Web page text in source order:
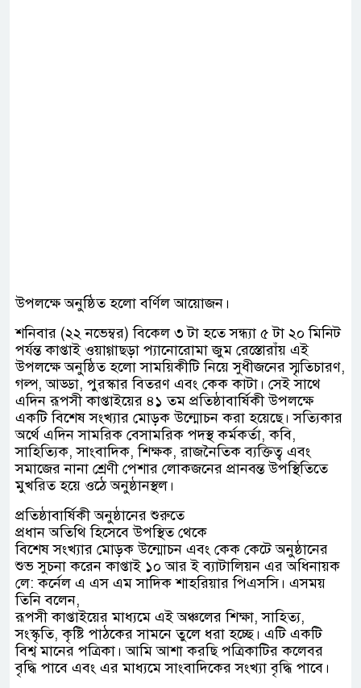
উপলক্ষে অনুষ্ঠিত হলো বর্ণিল আয়োজন।
শনিবার (২২ নভেম্বর) বিকেল ৩ টা হতে সন্ধ্যা ৫ টা ২০ মিনিট
পর্যন্ত কাপ্তাই ওয়াগ্গাছড়া প্যানোরোমা জুম রেস্তোরাঁয় এই
উপলক্ষে অনুষ্ঠিত হলো সাময়িকীটি নিয়ে সুধীজনের স্মৃতিচারণ,
গল্প, আড্ডা, পুরস্কার বিতরণ এবং কেক কাটা। সেই সাথে
এদিন রূপসী কাপ্তাইয়ের ৪১ তম প্রতিষ্ঠাবার্ষিকী উপলক্ষে
একটি বিশেষ সংখ্যার মোড়ক উন্মোচন করা হয়েছে। সত্যিকার
অর্থে এদিন সামরিক বেসামরিক পদস্থ কর্মকর্তা, কবি,
সাহিত্যিক, সাংবাদিক, শিক্ষক, রাজনৈতিক ব্যক্তিত্ব এবং
সমাজের নানা শ্রেণী পেশার লোকজনের প্রানবন্ত উপস্থিতিতে
মুখরিত হয়ে ওঠে অনুষ্ঠানস্থল।
প্রতিষ্ঠাবার্ষিকী অনুষ্ঠানের শুরুতে
প্রধান অতিথি হিসেবে উপস্থিত থেকে
বিশেষ সংখ্যার মোড়ক উন্মোচন এবং কেক কেটে অনুষ্ঠানের
শুভ সুচনা করেন কাপ্তাই ১০ আর ই ব্যাটালিয়ন এর অধিনায়ক
লে: কর্নেল এ এস এম সাদিক শাহরিয়ার পিএসসি। এসময়
তিনি বলেন,
রূপসী কাপ্তাইয়ের মাধ্যমে এই অঞ্চলের শিক্ষা, সাহিত্য,
সংস্কৃতি, কৃষ্টি পাঠকের সামনে তুলে ধরা হচ্ছে। এটি একটি
বিশ্ব মানের পত্রিকা। আমি আশা করছি পত্রিকাটির কলেবর
বৃদ্ধি পাবে এবং এর মাধ্যমে সাংবাদিকের সংখ্যা বৃদ্ধি পাবে।